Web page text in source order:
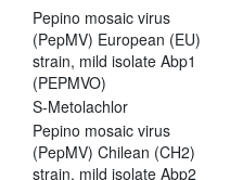
Pepino mosaic virus
(PepMV) European (EU)
strain, mild isolate Abp1
(PEPMVO)
S-Metolachlor
Pepino mosaic virus
(PepMV) Chilean (CH2)
strain, mild isolate Abp2